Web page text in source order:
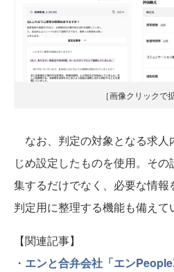
［画像クリックで
なお、判定の対象となる求人
じめ設定したものを使用。そ
集するだけでなく、必要な情
判定用に整理する機能も備えて
【関連記事】
・ エンと合弁会社「エン